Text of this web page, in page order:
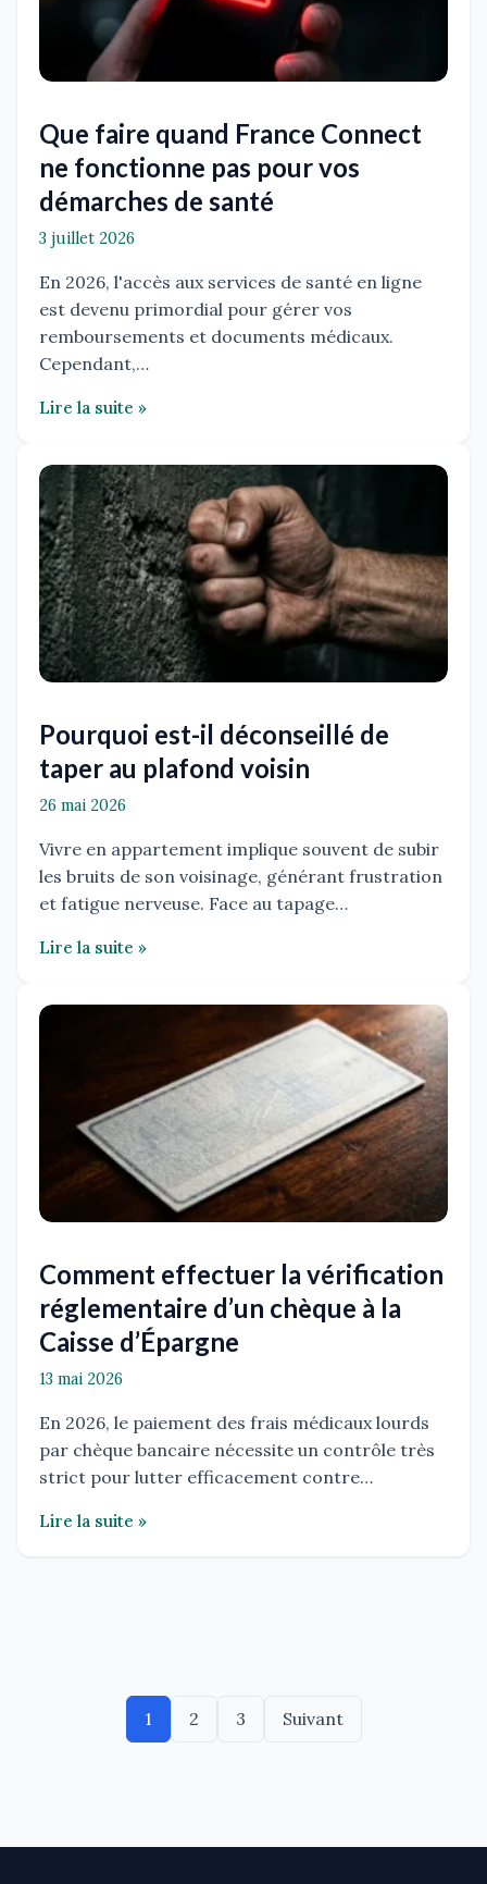
Que faire quand France Connect
ne fonctionne pas pour vos
démarches de santé
3 juillet 2026
En 2026, l'accès aux services de santé en ligne
est devenu primordial pour gérer vos
remboursements et documents médicaux.
Cependant,…
Lire la suite »
Pourquoi est-il déconseillé de
taper au plafond voisin
26 mai 2026
Vivre en appartement implique souvent de subir
les bruits de son voisinage, générant frustration
et fatigue nerveuse. Face au tapage…
Lire la suite »
Comment effectuer la vérification
réglementaire d’un chèque à la
Caisse d’Épargne
13 mai 2026
En 2026, le paiement des frais médicaux lourds
par chèque bancaire nécessite un contrôle très
strict pour lutter efficacement contre…
Lire la suite »
Pagination
1 2 3 Suivant